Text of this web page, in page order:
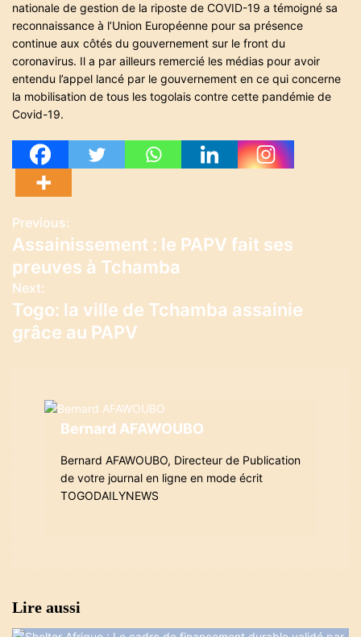
nationale de gestion de la riposte de COVID-19 a témoigné sa
reconnaissance à l’Union Européenne pour sa présence
continue aux côtés du gouvernement sur le front du
coronavirus. Il a par ailleurs remercié les médias pour avoir
entendu l’appel lancé par le gouvernement en ce qui concerne
la mobilisation de tous les togolais contre cette pandémie de
Covid-19.
N
a
v
g
’
Previous:
Assainissement : le PAPV fait ses
preuves à Tchamba
Next:
Togo: la ville de Tchamba assainie
grâce au PAPV
Bernard AFAWOUBO
Bernard AFAWOUBO, Directeur de Publication
de votre journal en ligne en mode écrit
TOGODAILYNEWS
Lire aussi